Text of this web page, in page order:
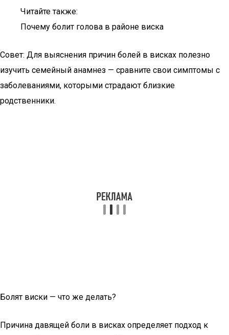
Читайте также:
Почему болит голова в районе виска
Совет: Для выяснения причин болей в висках полезно
изучить семейный анамнез — сравните свои симптомы с
заболеваниями, которыми страдают близкие
родственники.
Болят виски — что же делать?
Причина давящей боли в висках определяет подход к